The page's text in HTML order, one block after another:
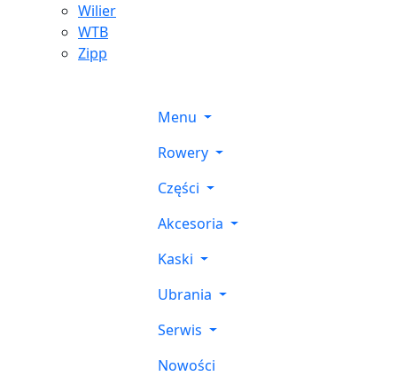
Wilier
WTB
Zipp
Menu
Rowery
Części
Akcesoria
Kaski
Ubrania
Serwis
Nowości